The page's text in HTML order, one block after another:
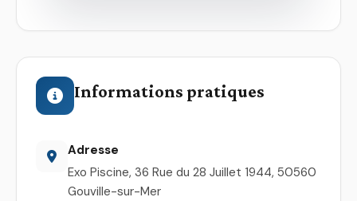
Informations pratiques
Adresse
Exo Piscine, 36 Rue du 28 Juillet 1944, 50560
Gouville-sur-Mer